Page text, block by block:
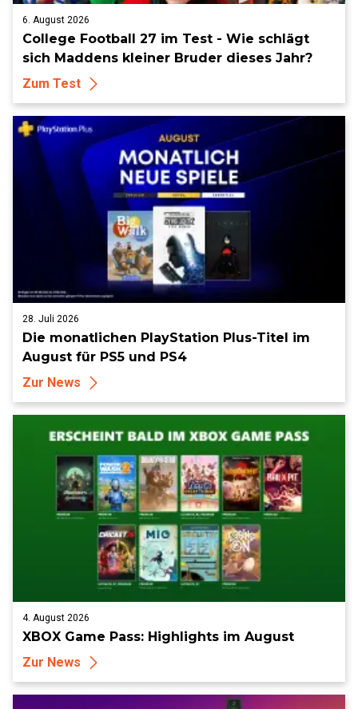
6. August 2026
College Football 27 im Test - Wie schlägt
sich Maddens kleiner Bruder dieses Jahr?
Zum Test
28. Juli 2026
Die monatlichen PlayStation Plus-Titel im
August für PS5 und PS4
Zur News
4. August 2026
XBOX Game Pass: Highlights im August
Zur News